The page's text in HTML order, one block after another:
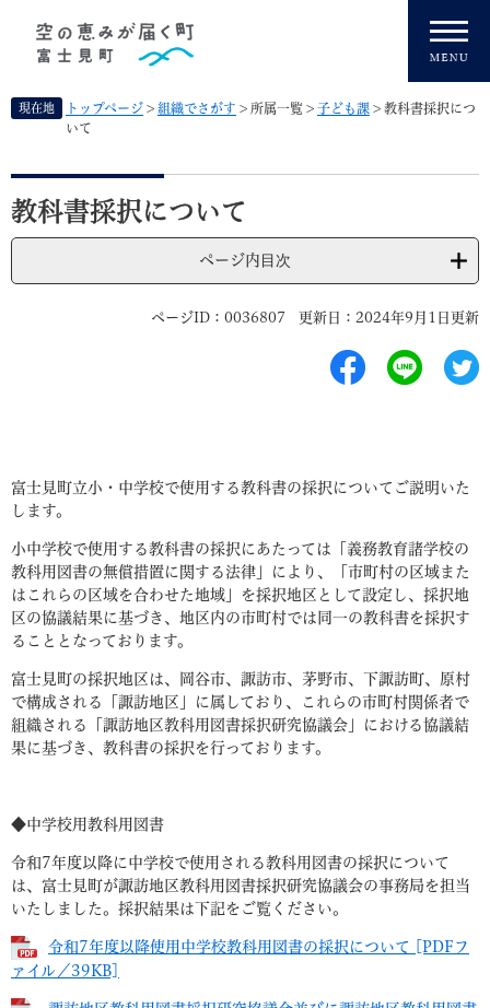
先
す
現在地 トップページ > 組織でさがす > 所属一覧 > 子ども課 > 教科書採択につ
いて
本
文
教科書採択について
ページ内目次
ページID：0036807 更新日：2024年9月1日更新
富士見町立小・中学校で使用する教科書の採択についてご説明いた
します。
小中学校で使用する教科書の採択にあたっては「義務教育諸学校の
教科用図書の無償措置に関する法律」により、「市町村の区域また
はこれらの区域を合わせた地域」を採択地区として設定し、採択地
区の協議結果に基づき、地区内の市町村では同一の教科書を採択す
ることとなっております。
富士見町の採択地区は、岡谷市、諏訪市、茅野市、下諏訪町、原村
で構成される「諏訪地区」に属しており、これらの市町村関係者で
組織される「諏訪地区教科用図書採択研究協議会」における協議結
果に基づき、教科書の採択を行っております。
◆中学校用教科用図書
令和7年度以降に中学校で使用される教科用図書の採択について
は、富士見町が諏訪地区教科用図書採択研究協議会の事務局を担当
いたしました。採択結果は下記をご覧ください。
令和7年度以降使用中学校教科用図書の採択について [PDFフ
ァイル／39KB]